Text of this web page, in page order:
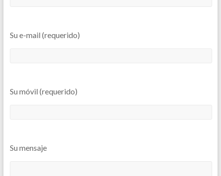
Su e-mail (requerido)
Su móvil (requerido)
Su mensaje